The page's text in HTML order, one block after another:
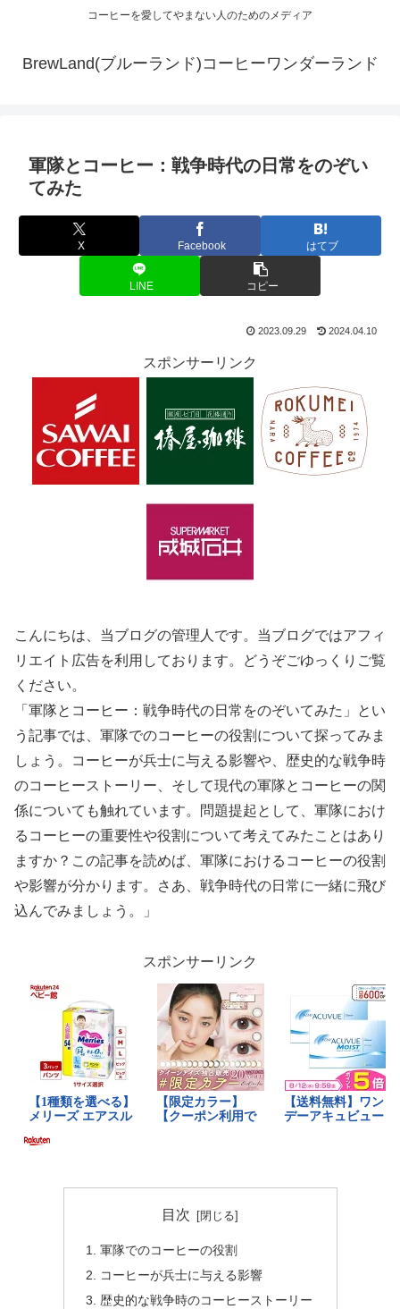
コーヒーを愛してやまない人のためのメディア
BrewLand(ブルーランド)コーヒーワンダーランド
軍隊とコーヒー：戦争時代の日常をのぞい
てみた
X Facebook はてブ
LINE コピー
2023.09.29 2024.04.10
スポンサーリンク
こんにちは、当ブログの管理人です。当ブログではアフィ
リエイト広告を利用しております。どうぞごゆっくりご覧
ください。
「軍隊とコーヒー：戦争時代の日常をのぞいてみた」とい
う記事では、軍隊でのコーヒーの役割について探ってみま
しょう。コーヒーが兵士に与える影響や、歴史的な戦争時
のコーヒーストーリー、そして現代の軍隊とコーヒーの関
係についても触れています。問題提起として、軍隊におけ
るコーヒーの重要性や役割について考えてみたことはあり
ますか？この記事を読めば、軍隊におけるコーヒーの役割
や影響が分かります。さあ、戦争時代の日常に一緒に飛び
込んでみましょう。」
スポンサーリンク
目次
軍隊でのコーヒーの役割
コーヒーが兵士に与える影響
歴史的な戦争時のコーヒーストーリー